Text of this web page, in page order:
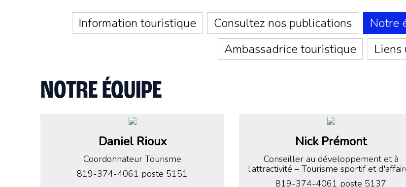
Information touristique Consultez nos publications Notre
Ambassadrice touristique
Liens
NOTRE ÉQUIPE
Daniel Rioux
Coordonnateur Tourisme
819-374-4061 poste 5151
Nick Prémont
Conseiller au développement et à
l’attractivité–Tourisme sportif et
819-374-4061 poste 5137